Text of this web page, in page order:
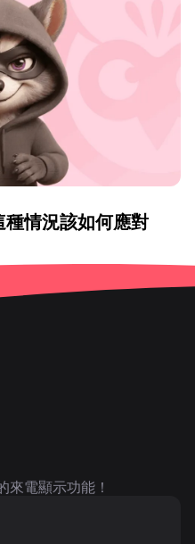
情況該如何應對
來電顯示功能！